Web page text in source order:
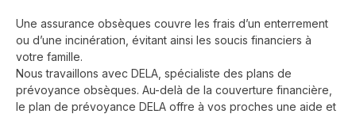
Une assurance obsèques couvre les frais d’un enterrement
ou d’une incinération, évitant ainsi les soucis financiers à
votre famille.
Nous travaillons avec DELA, spécialiste des plans de
prévoyance obsèques. Au-delà de la couverture financière,
le plan de prévoyance DELA offre à vos proches une aide et